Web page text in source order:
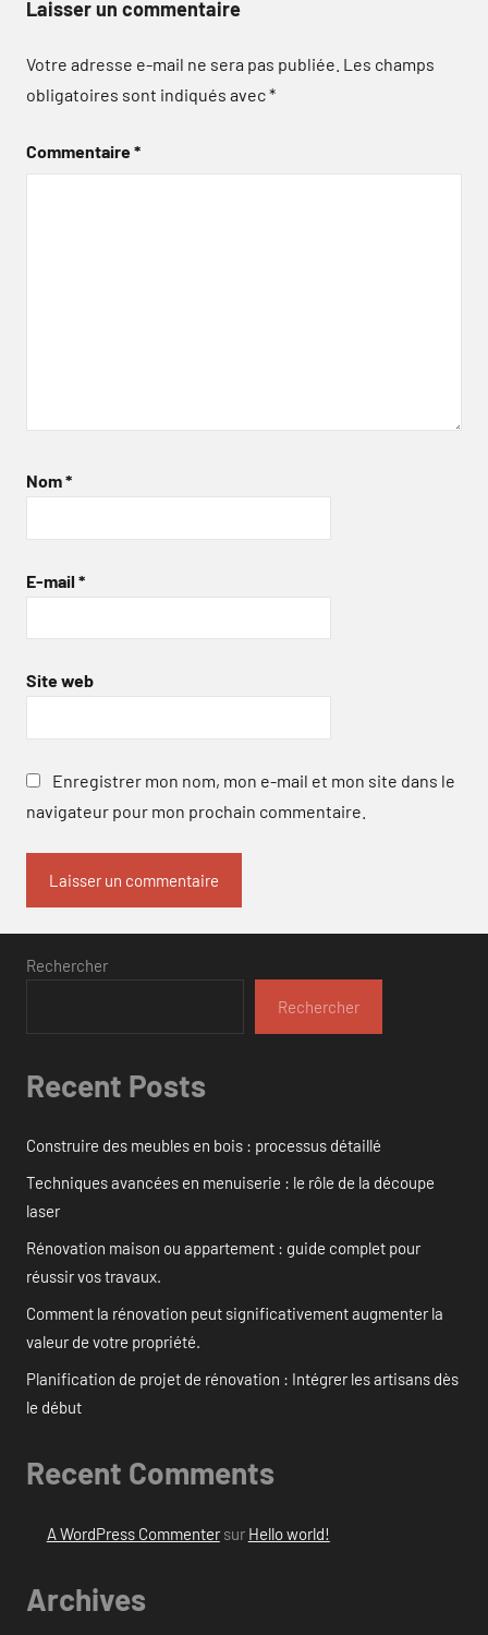
Laisser un commentaire
Votre adresse e-mail ne sera pas publiée. Les champs
obligatoires sont indiqués avec*
Commentaire*
Nom*
E-mail *
Site web
Enregistrer mon nom, mon e-mail et mon site dans le
navigateur pour mon prochain commentaire.
Rechercher
Rechercher
Recent Posts
Construire des meubles en bois : processus détaillé
Techniques avancées en menuiserie : le rôle de la découpe
laser
Rénovation maison ou appartement : guide complet pour
réussir vos travaux.
Comment la rénovation peut significativement augmenter la
valeur de votre propriété.
Planification de projet de rénovation : Intégrer les artisans dès
le début
Recent Comments
A WordPress Commentersur Hello world!
Archives